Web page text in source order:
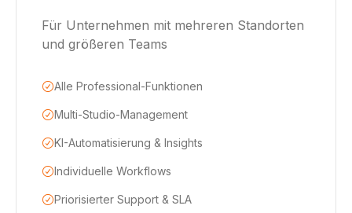
Für Unternehmen mit mehreren Standorten
und größeren Teams
Alle Professional-Funktionen
Multi-Studio-Management
KI-Automatisierung & Insights
Individuelle Workflows
Priorisierter Support & SLA